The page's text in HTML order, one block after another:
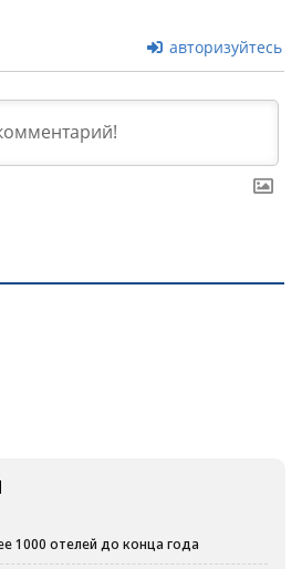
авторизуйтесь
1000 отелей до конца года